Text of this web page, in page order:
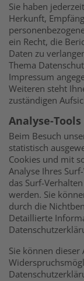
Sie haben
Herkunft,
ein Recht, die
Daten zu
Thema
Impressum
Weiteren steht
zuständigen
Analyse-
Beim Besuch
statistisch
Cookies und mit
Analyse Ihres
das Surf-
werden. Sie
durch die
Detaillierte
Sie können